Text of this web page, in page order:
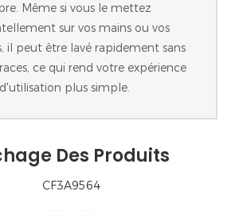
Même si vous le mettez
sur vos mains ou vos
il peut être lavé rapidement sans
ce qui rend votre expérience
d'utilisation plus simple.
Des Produits